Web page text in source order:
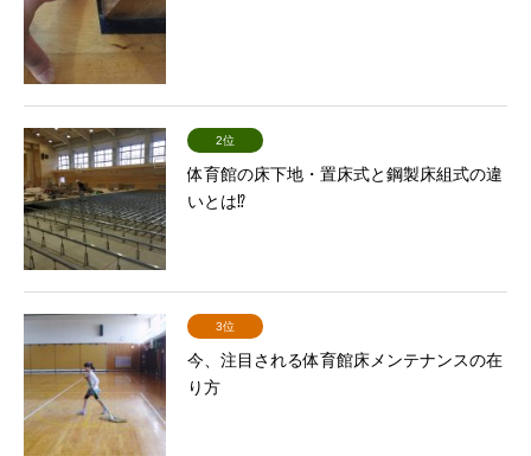
2位
体育館の床下地・置床式と鋼製床組式の違
いとは⁉
3位
今、注目される体育館床メンテナンスの在
り方